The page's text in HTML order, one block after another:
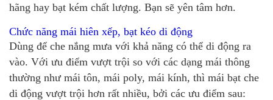
hãng hay bạt kém chất lượng. Bạn sẽ yên tâm hơn.
Chức năng mái hiên xếp, bạt kéo di động
Dùng để che nắng mưa với khả năng có thể di động ra
vào. Với ưu điểm vượt trội so với các dạng mái thông
thường như mái tôn, mái poly, mái kính, thì mái bạt che
di động vượt trội hơn rất nhiều, bởi các ưu điểm sau: